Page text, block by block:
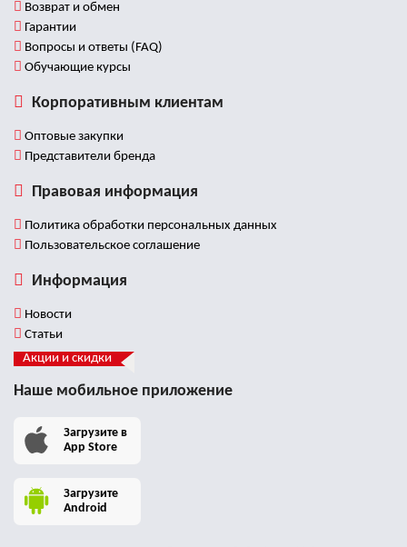
Возврат и обмен
Гарантии
Вопросы и ответы (FAQ)
Обучающие курсы
Корпоративным клиентам
Оптовые закупки
Представители бренда
Правовая информация
Политика обработки персональных данных
Пользовательское соглашение
Информация
Новости
Статьи
Акции и скидки
Наше мобильное приложение
Загрузите в
App Store
Загрузите
Android